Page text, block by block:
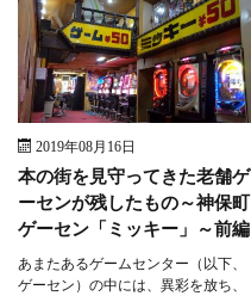
2019年08月16日
本の街を見守ってきた老舗ゲ
ーセンが残したもの～神保町
ゲーセン「ミッキー」～前編
あまたあるゲームセンター（以下、
ゲーセン）の中には、異彩を放ち、